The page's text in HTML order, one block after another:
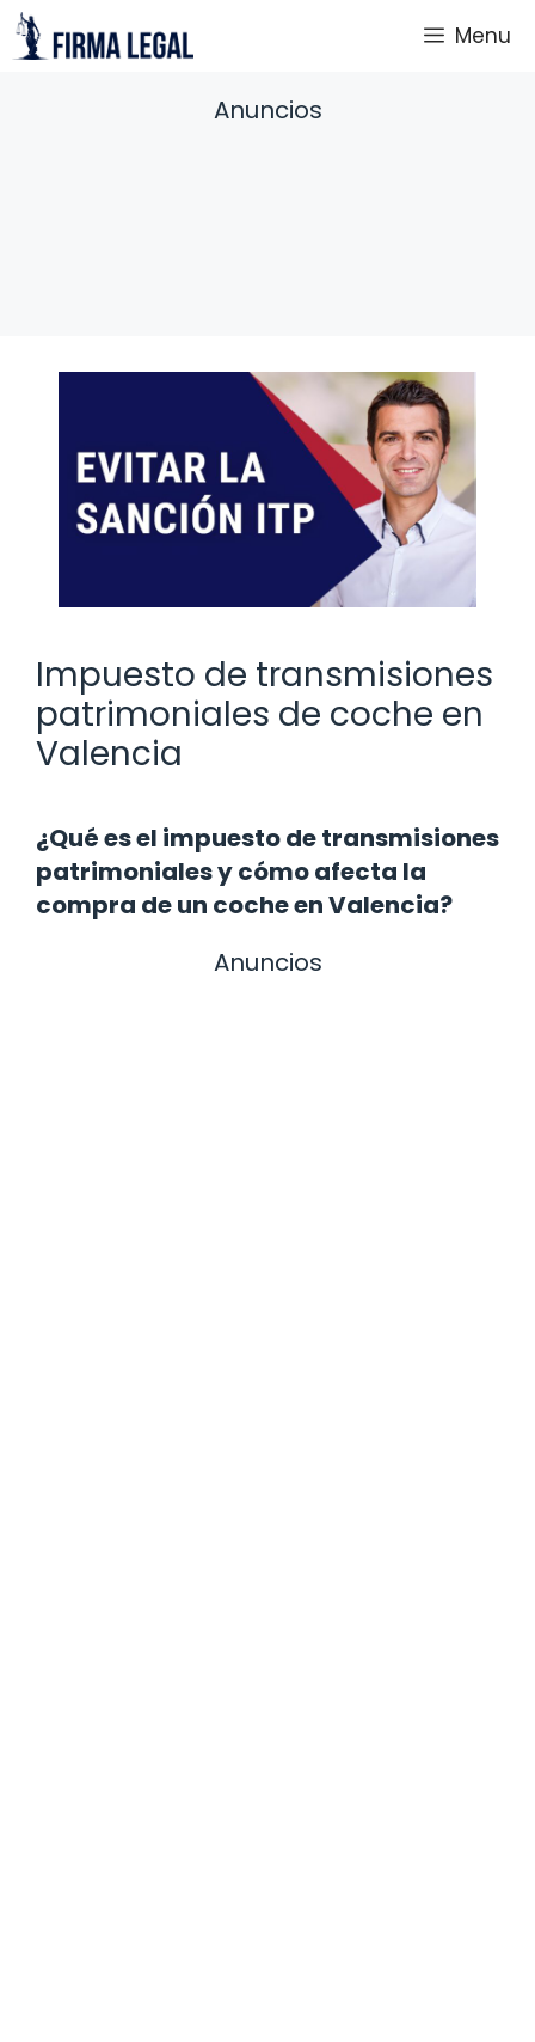
Saltar
al
Menu
Anuncios
Impuesto de transmisiones
patrimoniales de coche en
Valencia
¿Qué es el impuesto de transmisiones
patrimoniales y cómo afecta la
compra de un coche en Valencia?
Anuncios